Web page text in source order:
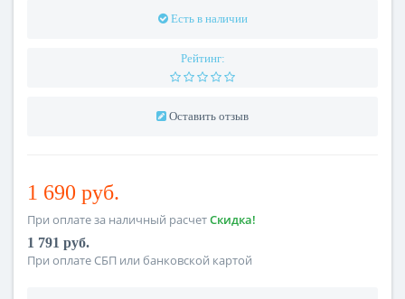
Есть в наличии
Рейтинг:
Оставить отзыв
1 690 руб.
При оплате за наличный расчетСкидка!
1 791 руб.
При оплате СБП или банковской картой